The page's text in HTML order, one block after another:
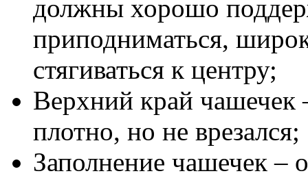
должны хорошо
приподниматься,
стягиваться к центру;
Верхний край чашечек
плотно, но не врезался;
Заполнение чашечек